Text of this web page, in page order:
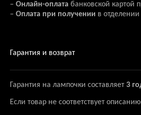
– Онлайн-оплата банковской картой
– Оплата при получении в
Гарантия и возврат
Гарантия на лампочки составляет 3
Если товар не соответствует